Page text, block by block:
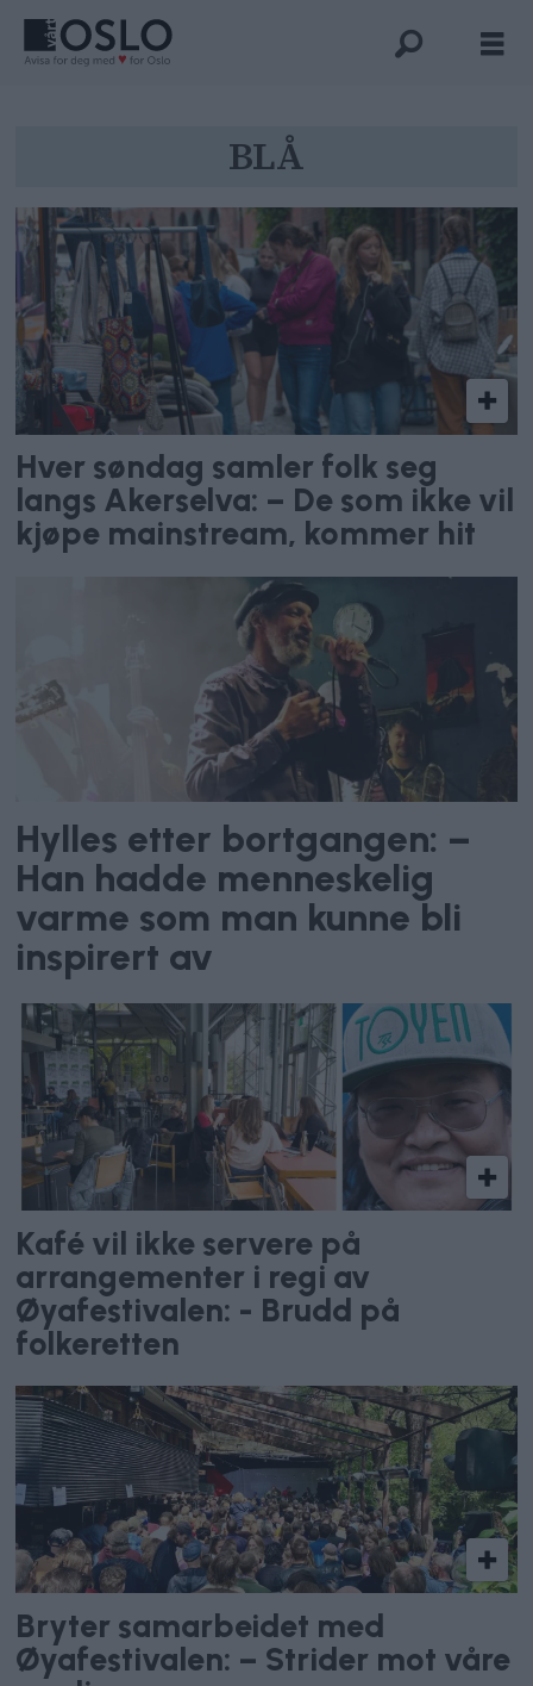
blå
BLÅ
Hver søndag samler folk seg
langs Akerselva: – De som ikke vil
kjøpe mainstream, kommer hit
Hylles etter bortgangen: –
Han hadde menneskelig
varme som man kunne bli
inspirert av
Kafé vil ikke servere på
arrangementer i regi av
Øyafestivalen: - Brudd på
folkeretten
Bryter samarbeidet med
Øyafestivalen: – Strider mot våre